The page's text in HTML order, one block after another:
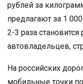
рублей за
предлагают за 1
2-3 раза
автовладельцев,
На российских
мобильные точки